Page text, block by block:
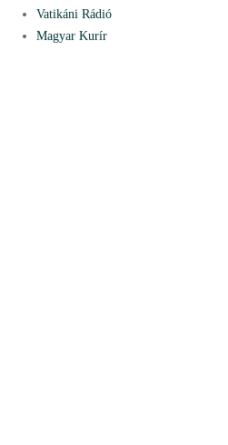
Vatikáni Rádió
Magyar Kurír